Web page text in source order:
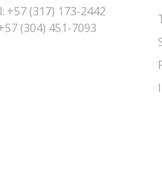
(317) 173-2442
(304) 451-7093